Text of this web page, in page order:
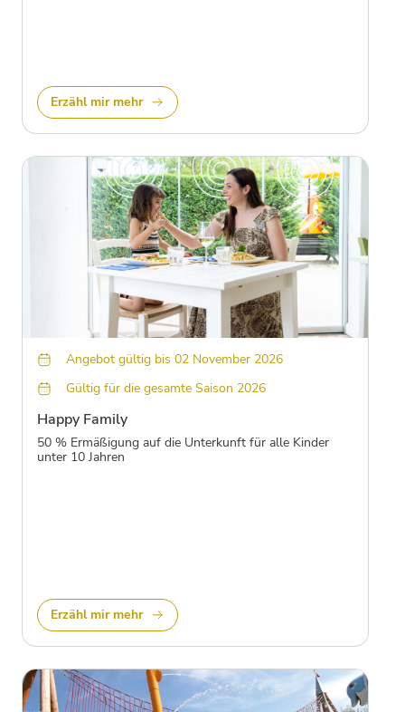
Erzähl mir mehr
Angebot gültig bis 02 November 2026
Gültig für die gesamte Saison 2026
Happy Family
50 % Ermäßigung auf die Unterkunft für alle Kinder
unter 10 Jahren
Erzähl mir mehr